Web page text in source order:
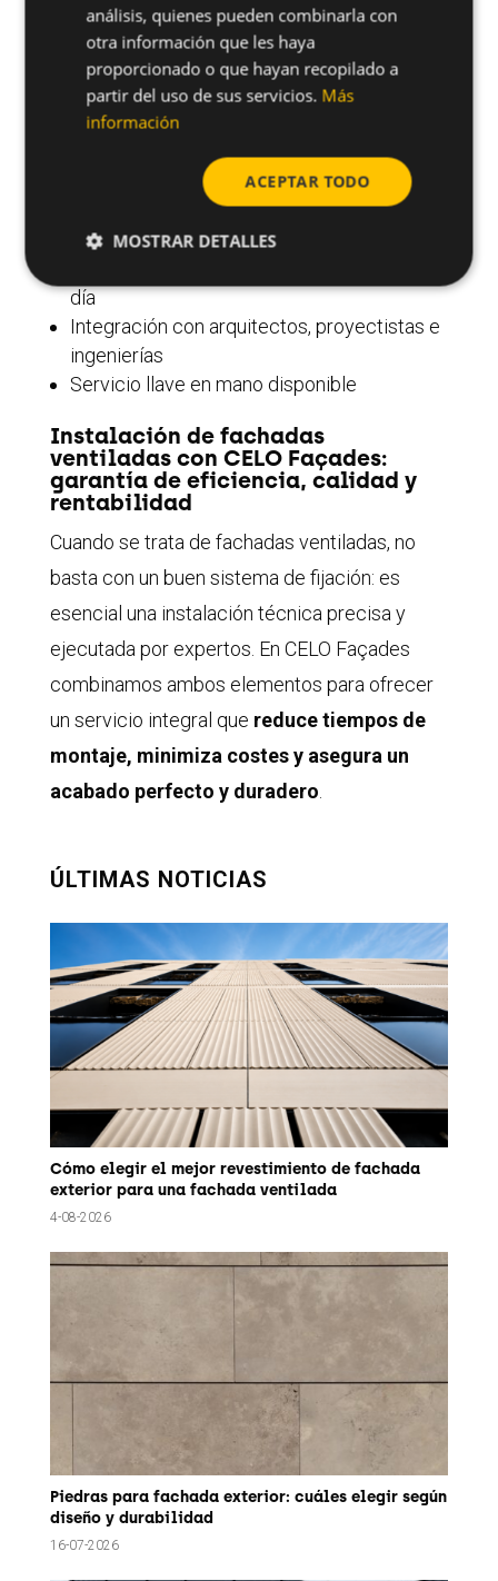
impecable.
¿Qué nos hace únicos como
empresa instaladora de fachadas
ventiladas?
Más de 13 sistemas homologados con
certificación ETA
Soluciones a medida para proyectos
singulares
día
Integración con arquitectos, proyectistas e
ingenierías
Servicio llave en mano disponible
Instalación de fachadas
ventiladas con CELO Façades:
garantía de eficiencia, calidad y
rentabilidad
Cuando se trata de fachadas ventiladas, no
basta con un buen sistema de fijación: es
esencial una instalación técnica precisa y
ejecutada por expertos. En CELO Façades
combinamos ambos elementos para ofrecer
un servicio integral que reduce tiempos de
montaje, minimiza costes y asegura un
acabado perfecto y duradero
ÚLTIMAS NOTICIAS
Cómo elegir el mejor revestimiento de fachada
exterior para una fachada ventilada
4-08-2026
Piedras para fachada exterior: cuáles elegir según
diseño y durabilidad
16-07-2026
análisis, quienes pueden combinarla con
otra información que les haya
proporcionado o que hayan recopilado a
partir del uso de sus servicios. Más
información
ACEPTAR TODO
MOSTRAR DETALLES